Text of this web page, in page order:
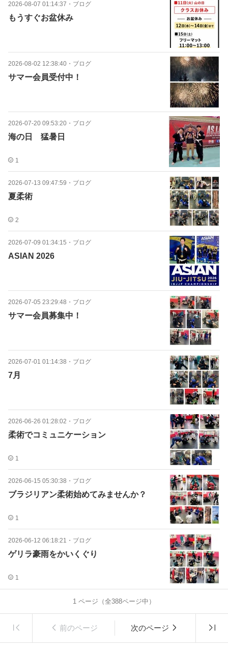
2026-08-07 01:14:37 ・ ブログ
もうすぐお盆休み
2026-08-02 12:38:40 ・ ブログ
サマー会員受付中！
2026-07-20 09:53:20 ・ ブログ
海の日 猛暑日
1
2026-07-13 09:47:59 ・ ブログ
夏柔術
2
2026-07-09 01:34:15 ・ ブログ
ASIAN 2026
2026-07-05 23:29:48 ・ ブログ
サマー会員募集中！
2026-07-01 01:14:38 ・ ブログ
7月
2026-06-26 01:28:02 ・ ブログ
柔術でコミュニケーション
1
2026-06-15 05:30:38 ・ ブログ
ブラジリアン柔術始めてみませんか？
1
2026-06-12 06:18:21 ・ ブログ
ゲリラ豪雨をかいくぐり
1
1 ページ（全388ページ中）
前のページ 次のページ